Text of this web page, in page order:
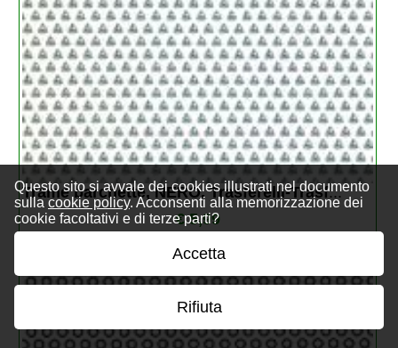
Questo sito si avvale dei cookies illustrati nel documento
sullacookie policy. Acconsenti alla memorizzazione dei
cookie facoltativi e di terze parti?
Accetta
Rifiuta
Trame barchette, NERO. Trasferelli-Trasf...
€ 5,99